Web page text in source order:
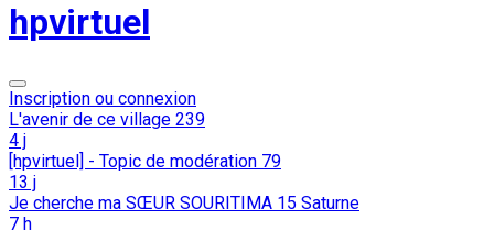
hpvirtuel
Inscription ou connexion
L'avenir de ce village 239
4 j
[hpvirtuel] - Topic de modération 79
13 j
Je cherche ma SŒUR SOURITIMA 15 Saturne
7 h